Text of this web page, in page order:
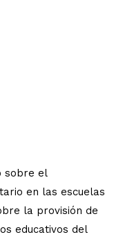
sobre el
en las escuelas
la provisión de
educativos del